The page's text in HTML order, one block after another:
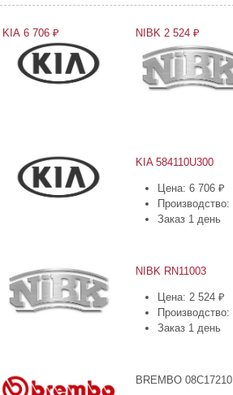
KIA 6 706 ₽ NIBK 2 524 ₽
KIA 584110U300
Цена: 6 706 ₽
Заказ 1 день
NIBK RN11003
Цена: 2 524 ₽
Заказ 1 день
BREMBO 08C17210